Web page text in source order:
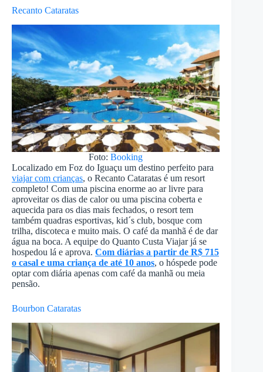
Recanto Cataratas
Foto:Booking
Localizado em Foz do Iguaçu um destino perfeito para
viajar com crianças, o Recanto Cataratas é um resort
completo! Com uma piscina enorme ao ar livre para
aproveitar os dias de calor ou uma piscina coberta e
aquecida para os dias mais fechados, o resort tem
também quadras esportivas, kid´s club, bosque com
trilha, discoteca e muito mais. O café da manhã é de dar
água na boca. A equipe do Quanto Custa Viajar já se
hospedou lá e aprova. Com diárias a partir de R$ 715
o casal e uma criança de até 10 anos, o hóspede pode
optar com diária apenas com café da manhã ou meia
pensão.
Bourbon Cataratas